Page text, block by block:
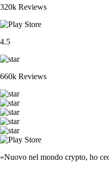
320k Reviews
4.5
660k Reviews
«Nuovo nel mondo crypto, ho